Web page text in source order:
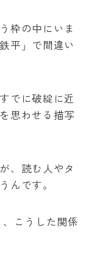
枠の中にいま
平」で間違い
でに破綻に近
思わせる描写
、読む人やタ
んです。
こうした関係